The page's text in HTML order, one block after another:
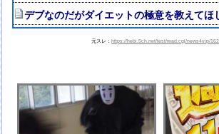
デブなのだがダイエットの極意を教えてほ
元スレ：https://hebi.5ch.net/test/read.cgi/news4vip/